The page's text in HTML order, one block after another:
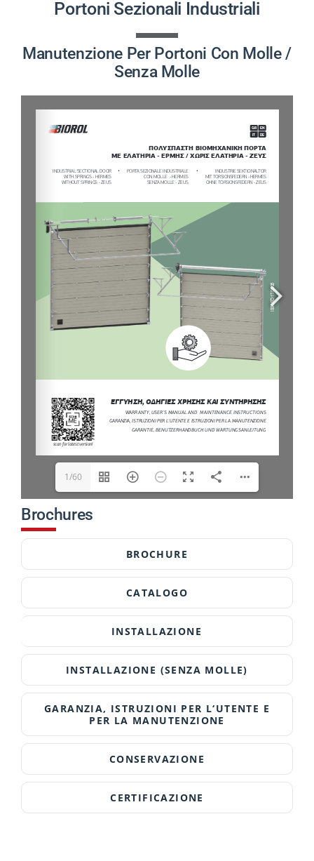
CONTATTI
ITALIANO
Portoni Sezionali Industriali
Manutenzione Per Portoni Con Molle /
Senza Molle
1/60
Brochures
BROCHURE
CATALOGO
INSTALLAZIONE
INSTALLAZIONE (SENZA MOLLE)
GARANZIA, ISTRUZIONI PER L‘UTENTE E
PER LA MANUTENZIONE
CONSERVAZIONE
CERTIFICAZIONE